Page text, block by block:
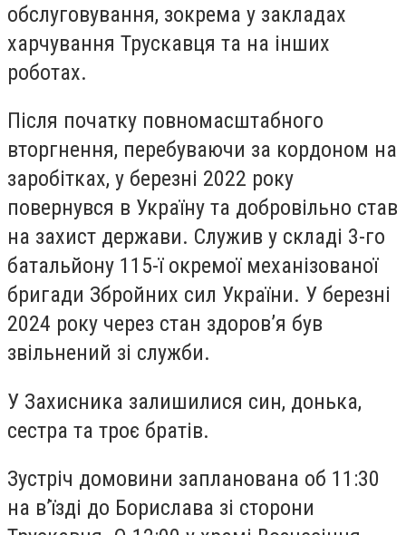
обслуговування, зокрема у закладах
харчування Трускавця та на інших
роботах.
Після початку повномасштабного
вторгнення, перебуваючи за кордоном на
заробітках, у березні 2022 року
повернувся в Україну та добровільно став
на захист держави. Служив у складі 3-го
батальйону 115-ї окремої механізованої
бригади Збройних сил України. У березні
2024 року через стан здоров’я був
звільнений зі служби.
У Захисника залишилися син, донька,
сестра та троє братів.
Зустріч домовини запланована об 11:30
на в’їзді до Борислава зі сторони